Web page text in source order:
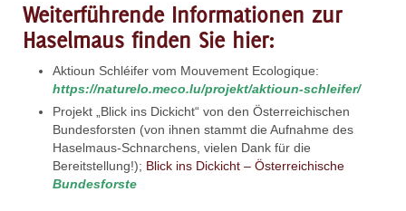
Weiterführende Informationen zur
Haselmaus finden Sie hier:
Aktioun Schléifer vom Mouvement Ecologique:
https://naturelo.meco.lu/projekt/aktioun-schleifer/
Projekt „Blick ins Dickicht“ von den Österreichischen
Bundesforsten (von ihnen stammt die Aufnahme des
Haselmaus-Schnarchens, vielen Dank für die
Bereitstellung!); Blick ins Dickicht – Österreichische
Bundesforste